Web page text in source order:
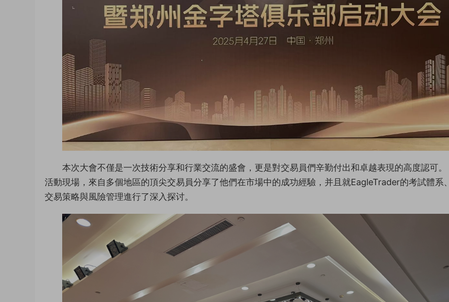
本次大會不僅是一次技術分享和行業交流的盛會，更是對交易員們辛勤付出和卓越表現的高度認可。
活動現場，來自多個地區的頂尖交易員分享了他們在市場中的成功經驗，并且就EagleTrader的考試體系、
交易策略與風險管理進行了深入探讨。